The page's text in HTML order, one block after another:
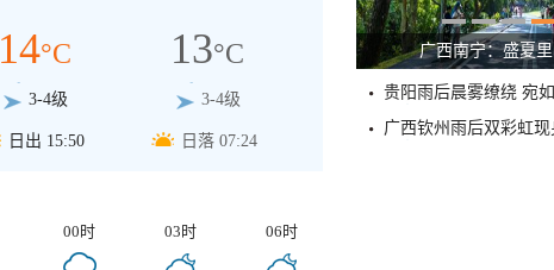
14°C
3-4级
日出 15:50
13°C
3-4级
日落 07:24
00时 03时 06时
广西南宁：盛夏
贵阳雨后晨雾缭绕 宛
广西钦州雨后双彩虹现